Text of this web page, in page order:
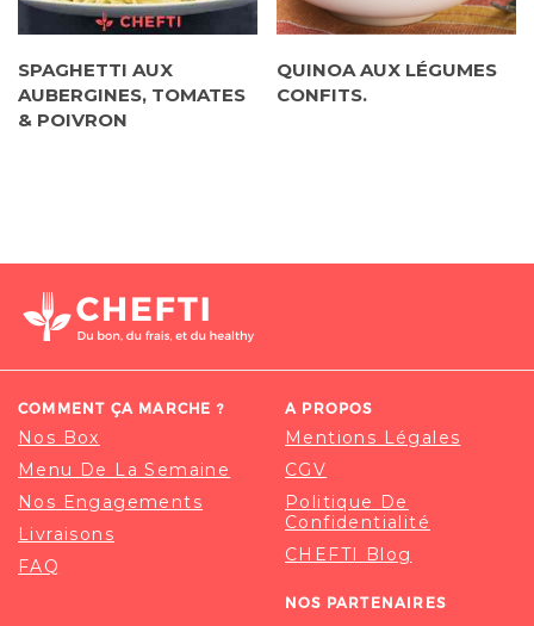
SPAGHETTI AUX
AUBERGINES, TOMATES
& POIVRON
QUINOA AUX LÉGUMES
CONFITS.
COMMENT ÇA MARCHE ?
Nos Box
Menu De La Semaine
Nos Engagements
Livraisons
FAQ
A PROPOS
Mentions Légales
CGV
Politique De
Confidentialité
CHEFTI Blog
NOS PARTENAIRES